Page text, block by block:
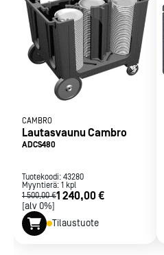
CAMBRO
Lautasvaunu Cambro
ADCS480
Tuotekoodi: 43280
Myyntierä: 1 kpl
1 500,00 €1 240,00 €
[alv 0%]
Tilaustuote